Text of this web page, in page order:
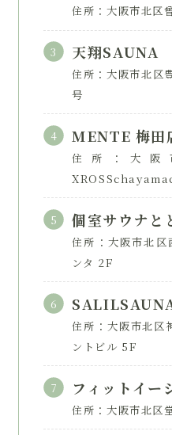
住所：大阪市北区
天翔SAUNA
住所：大阪市北区
号
MENTE 梅田
住所：大阪
個室サウナと
住所：大阪市北
ンタ 2F
住所：大阪市北区
ントビル 5F
フィットイー
住所：大阪市北区